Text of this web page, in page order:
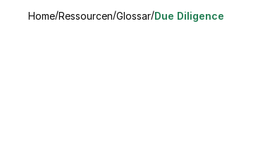
Home/Ressourcen/Glossar/Due Diligence